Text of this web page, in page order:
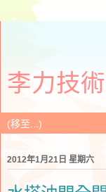
李力技
2012年1月21日 星期六